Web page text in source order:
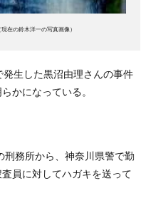
在の鈴木洋一の写真画像）
生した黒沼由理さんの事件
かになっている。
務所から、神奈川県警で勤
員に対してハガキを送って